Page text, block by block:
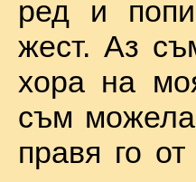
ред и
жест. Аз
хора на
съм
правя го